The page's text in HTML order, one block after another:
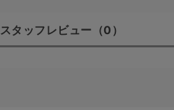
スタッフレビュー （0）